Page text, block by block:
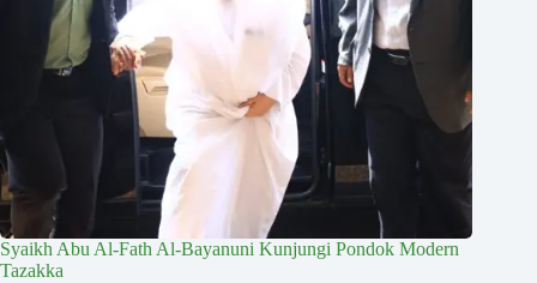
Syaikh Abu Al-Fath Al-Bayanuni Kunjungi Pondok Modern
Tazakka